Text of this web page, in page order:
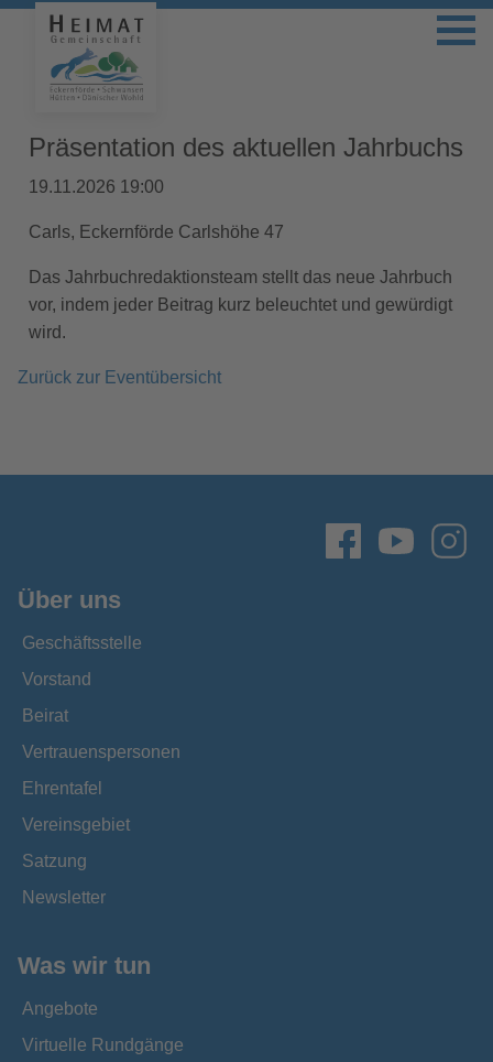
Präsentation des aktuellen Jahrbuchs
19.11.2026 19:00
Carls, Eckernförde Carlshöhe 47
Das Jahrbuchredaktionsteam stellt das neue Jahrbuch
vor, indem jeder Beitrag kurz beleuchtet und gewürdigt
wird.
Zurück zur Eventübersicht
Über uns
Geschäftsstelle
Vorstand
Beirat
Vertrauenspersonen
Ehrentafel
Vereinsgebiet
Satzung
Newsletter
Was wir tun
Angebote
Virtuelle Rundgänge